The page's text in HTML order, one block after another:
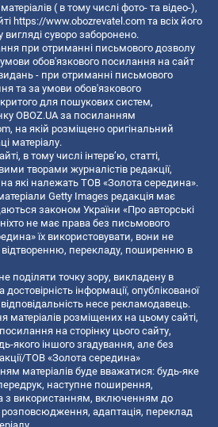
( в тому числі фото- та відео-),
https://www.obozrevatel.com та всіх його
суворо заборонено.
при отриманні письмового дозволу
обов'язкового посилання на сайт
- при отриманні письмового
та за умови обов'язкового
для пошукових систем,
OBOZ.UA за посиланням
, на якій розміщено оригінальний
матеріалу.
в тому числі інтерв’ю, статті,
творами журналістів редакції,
які належать ТОВ «Золота середина».
Getty Images редакція має
законом України «Про авторські
не має права без письмового
їх використовувати, вони не
перекладу, поширенню в
поділяти точку зору, викладену в
інформації, опублікованої
несе рекламодавець.
матеріалів розміщених на цьому сайті,
на сторінку цього сайту,
якого іншого згадування, але без
ТОВ «Золота середина»
матеріалів буде вважатися: будь-яке
наступне поширення,
з використанням, включенням до
розповсюдження, адаптація, переклад